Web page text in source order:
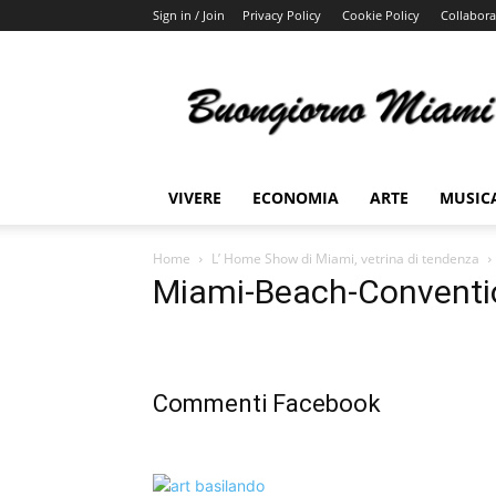
Sign in / Join Privacy Policy Cookie Policy
Miami
VIVERE ECONOMIA ARTE
Home L’ Home Show di Miami, vetrina di tendenza
Miami-Beach-
Commenti Facebook